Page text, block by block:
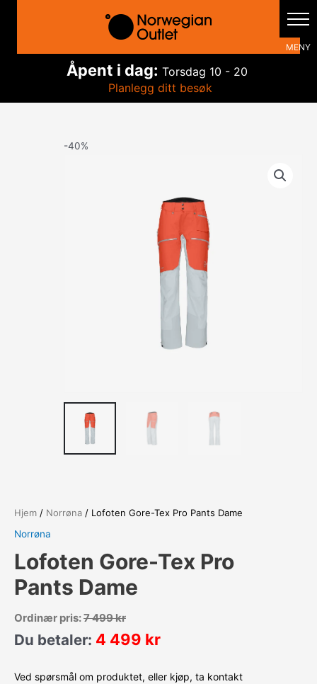
innholdet
Åpent i dag: Torsdag 10 - 20
Planlegg ditt besøk
-40%
Hjem / Norrøna / Lofoten Gore-Tex Pro Pants Dame
Norrøna
Lofoten Gore-Tex Pro
Pants Dame
Ordinær pris:7 499kr
Du betaler: 4 499 kr
Ved spørsmål om produktet, eller kjøp, ta kontakt